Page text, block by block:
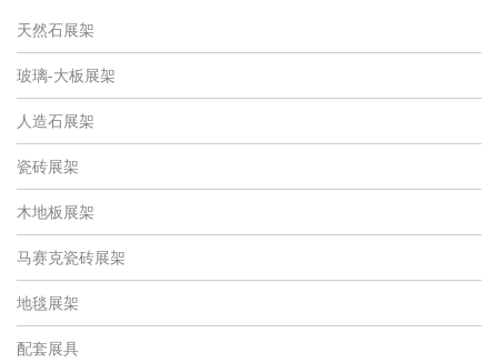
天然石展架
玻璃-大板展架
人造石展架
瓷砖展架
木地板展架
马赛克瓷砖展架
地毯展架
配套展具